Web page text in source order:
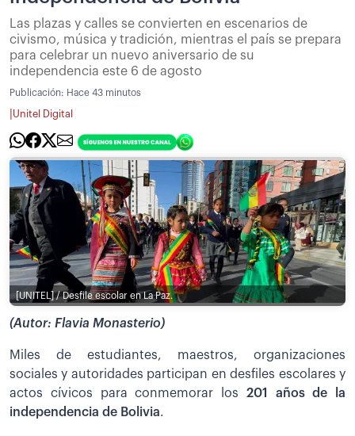
Las plazas y calles se convierten en escenarios de
civismo, música y tradición, mientras el país se prepara
para celebrar un nuevo aniversario de su
independencia este 6 de agosto
Publicación: Hace 43 minutos
Unitel Digital
[UNITEL] / Desfile escolar en La Paz.
(Autor: Flavia Monasterio)
Miles de estudiantes, maestros, organizaciones
sociales y autoridades participan en desfiles escolares y
actos cívicos para conmemorar los 201 años de la
independencia de Bolivia.